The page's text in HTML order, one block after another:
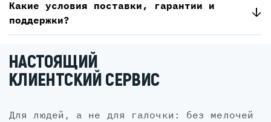
Какие условия поставки, гарантии и
поддержки?
НАСТОЯЩИЙ
КЛИЕНТСКИЙ СЕРВИС
для людей, а не для галочки: без мелочей